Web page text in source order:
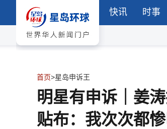
快讯 时事
首页>星岛申诉王
明星有申诉｜姜
贴布：我次次都惨